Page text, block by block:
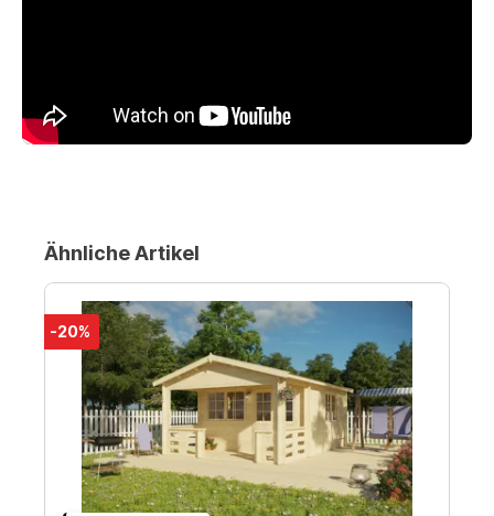
Ähnliche Artikel
-20%